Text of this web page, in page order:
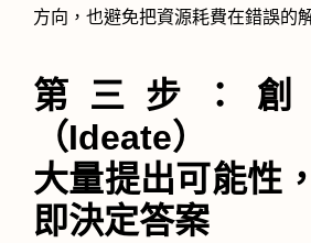
方向，也避免把資源耗費在錯誤的
第三步：
（Ideate）
大量提出可能性
即決定答案